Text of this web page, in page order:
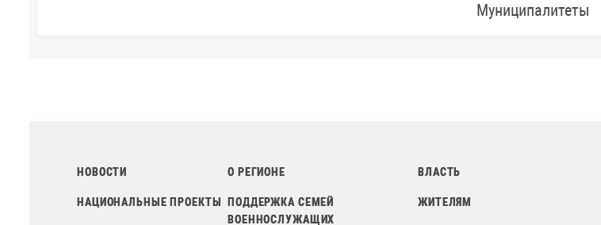
Муниципалитеты
НОВОСТИ О РЕГИОНЕ ВЛАСТЬ
НАЦИОНАЛЬНЫЕ ПРОЕКТЫ
ПОДДЕРЖКА СЕМЕЙ
ВОЕННОСЛУЖАЩИХ
ЖИТЕЛЯМ